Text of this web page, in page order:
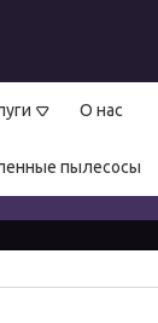
О нас
пылесосы